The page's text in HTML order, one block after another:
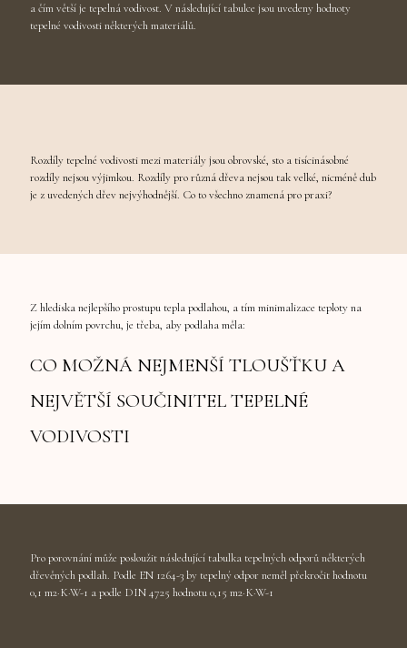
a čím větší je tepelná vodivost. V následující tabulce jsou uvedeny hodnoty
tepelné vodivosti některých materiálů.
Rozdíly tepelné vodivosti mezi materiály jsou obrovské, sto a tisícinásobné
rozdíly nejsou výjimkou. Rozdíly pro různá dřeva nejsou tak velké, nicméně dub
je z uvedených dřev nejvýhodnější. Co to všechno znamená pro praxi?
Z hlediska nejlepšího prostupu tepla podlahou, a tím minimalizace teploty na
jejím dolním povrchu, je třeba, aby podlaha měla:
CO MOŽNÁ NEJMENŠÍ TLOUŠŤKU A
NEJVĚTŠÍ SOUČINITEL TEPELNÉ
VODIVOSTI
Pro porovnání může posloužit následující tabulka tepelných odporů některých
dřevěných podlah. Podle EN 1264-3 by tepelný odpor neměl překročit hodnotu
0,1 m2·K·W-1 a podle DIN 4725 hodnotu 0,15 m2·K·W-1